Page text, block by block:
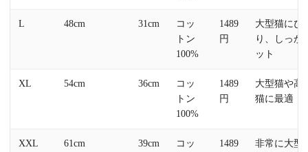
L 48cm 31cm
コッ
トン
100%
1489
円
大型猫にぴ
り、しっか
ット
XL 54cm 36cm
コッ
トン
100%
1489
円
大型猫や高
猫に最適
XXL 61cm 39cm
コッ
1489
非常に大型